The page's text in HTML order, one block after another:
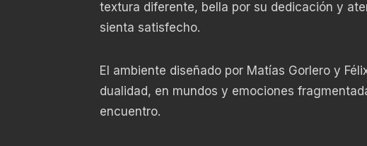
textura diferente, bella por su dedicación y
sienta satisfecho.
El ambiente diseñado por Matías Gorlero y
dualidad, en mundos y emociones
encuentro.